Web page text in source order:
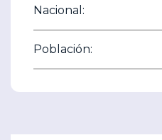
Nacional:
Población: